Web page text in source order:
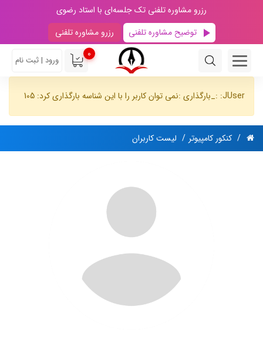
رزرو مشاوره تلفنی تک جلسه‌ای با استاد رضوی
توضیح مشاوره تلفنی
رزرو مشاوره تلفنی
0
ورود | ثبت نام
JUser: :_بارگذاری :نمی توان کاربر را با این شناسه بارگذاری کرد: 105
کنکور کامپیوتر لیست کاربران